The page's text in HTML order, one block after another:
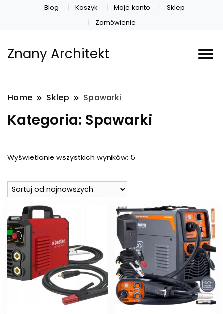
Blog Koszyk Moje konto
Sklep
Zamówienie
Znany Architekt
Home Sklep Spawarki
Kategoria: Spawarki
Wyświetlanie wszystkich wyników: 5